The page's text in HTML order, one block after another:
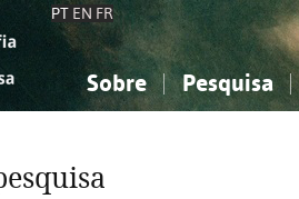
PT EN FR
Sobre Pesquisa
Ciências sociais...
Ciências sociais...